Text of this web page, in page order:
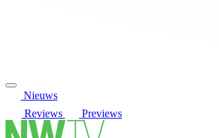
Nieuws
Reviews
Previews